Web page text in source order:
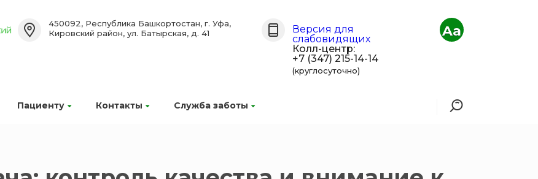
Пациенту Контакты Служба заботы
450092, Республика Башкортостан, г. Уфа,
Кировский район, ул. Батырская, д. 41
Версия для
слабовидящих
Колл-центр:
+7 (347) 215-14-14
(круглосуточно)
Aa